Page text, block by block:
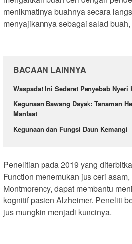
menikmatinya buahnya secara
menyajikannya sebagai salad
BACAAN LAINNYA
Waspada! Ini Sederet Penyebab Nyeri
Kegunaan Bawang Dayak: Tanaman
Manfaat
Kegunaan dan Fungsi Daun Kemangi
Penelitian pada 2019 yang
Function menemukan jus ceri
Montmorency, dapat membantu
kognitif pasien Alzheimer. Peneliti
jus mungkin menjadi kuncinya.